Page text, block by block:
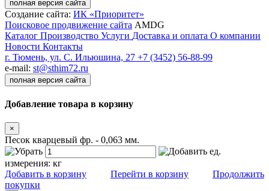
полная версия сайта
Создание сайта: ИК «Приоритет»
Поисковое продвижение сайта AMDG
Каталог Производство Услуги Доставка и оплата О компании
Новости Контакты
г. Тюмень, ул. С. Ильюшина, 27 +7 (3452) 56-88-99
e-mail: st@sthim72.ru
полная версия сайта
Добавление товара в корзину
×
Песок кварцевый фр. - 0,063 мм.
ед.
измерения: кг
Добавить в корзину
Перейти в корзину
Продолжить
покупки